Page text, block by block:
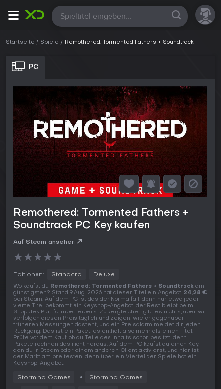
Alle
Startseite Spiele Remothered: Tormented Fathers + Soundtrack
PC
Remothered: Tormented Fathers +
Soundtrack PC Key kaufen
Auf Steam ansehen
★★★★★
Editionen: Standard Deluxe
Wo kaufst du Remothered: Tormented Fathers + Soundtrack am
günstigsten? Stand 9 Aug. 2026 hat dieser Titel ein Angebot, 24,28 €
bei Steam. Auf dem PC ist das der Normalfall, denn nur etwa jeder
vierte Titel bekommt ein Keyshop-Angebot, der Rest bleibt beim
Shop des Plattformbetreibers. Zu vergleichen gibt es nichts, aber wir
verfolgen diesen Preis täglich und zeigen, wie er gegenüber
früheren Messungen dasteht, und ein Preisalarm meldet dir jeden
Rückgang. Das ist ein Paket, es enthält also mehr als einen Titel.
Prüfe vor dem Kauf, ob du Teile des Inhalts schon besitzt, denn
Pakete rechnen das nicht heraus. Auf dem PC kaufst du einen Key,
den du in Steam oder einem anderen Client aktivierst, und hier ist
der Markt am breitesten, denn über ein Viertel der Spiele hat ein
Keyshop-Angebot.
Stormind Games Stormind Games